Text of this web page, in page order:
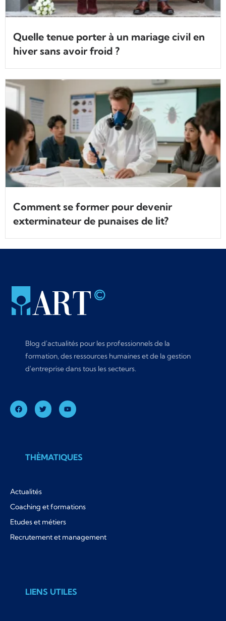
Quelle tenue porter à un mariage civil en
hiver sans avoir froid ?
Comment se former pour devenir
exterminateur de punaises de lit?
Blog d'actualités pour les professionnels de la
formation, des ressources humaines et de la gestion
d'entreprise dans tous les secteurs.
THÈMATIQUES
Actualités
Coaching et formations
Etudes et métiers
Recrutement et management
LIENS UTILES